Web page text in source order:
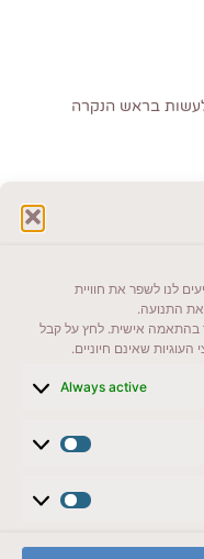
לנו לשפר את חוויית
התנועה.
בהתאמה אישית. לחץ על קבל
שאינם חיוניים.
Always active